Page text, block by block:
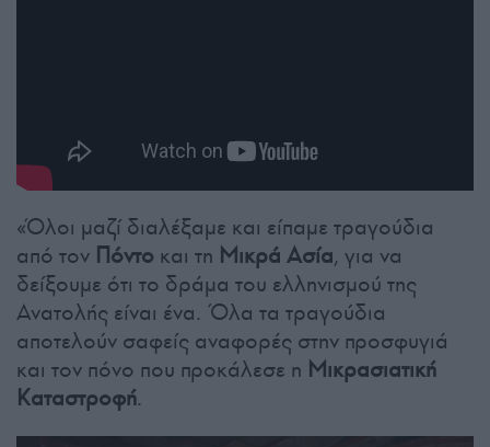
«Όλοι μαζί διαλέξαμε και είπαμε τραγούδια
από τον Πόντο και τη Μικρά Ασία, για να
δείξουμε ότι το δράμα του ελληνισμού της
Ανατολής είναι ένα. Όλα τα τραγούδια
αποτελούν σαφείς αναφορές στην προσφυγιά
και τον πόνο που προκάλεσε η Μικρασιατική
Καταστροφή.